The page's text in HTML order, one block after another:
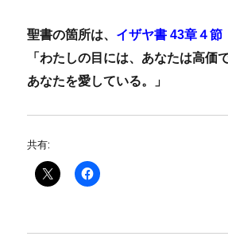
聖書の箇所は、 イザヤ書 43章４節
「わたしの目には、あなたは高価
あなたを愛している。」
共有: